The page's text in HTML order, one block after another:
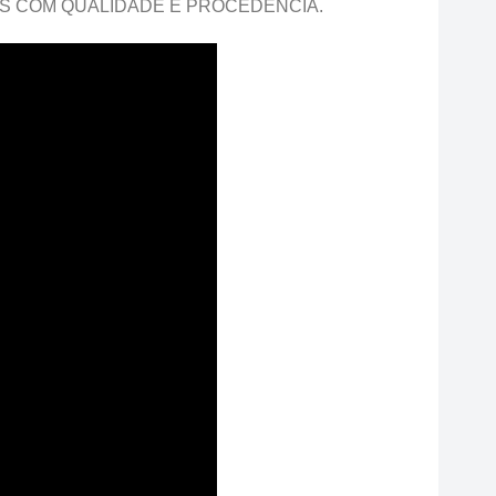
COM QUALIDADE E PROCEDÊNCIA.